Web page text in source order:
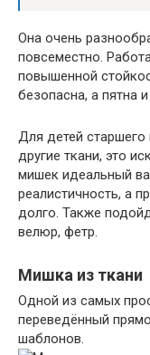
Она очень
повсеместно.
повышенной
безопасна, а пятна
Для детей
другие ткани, это
мишек идеальный
реалистичность, а
долго. Также
велюр, фетр.
Мишка из ткани
Одной из самых
переведённый
шаблонов.